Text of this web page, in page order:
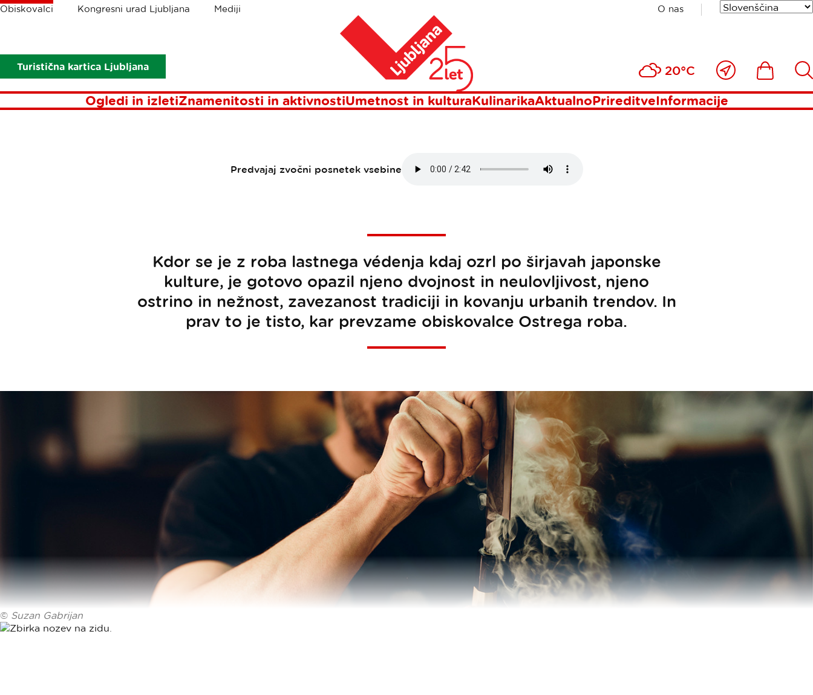
Obiskovalci Kongresni urad Ljubljana Mediji O nas
Turistična kartica Ljubljana 20°C
Blizu
mene
Ikona Išči
Ogledi in izletiZnamenitosti in aktivnostiUmetnost in kulturaKulinarikaAktualnoPrireditveInformacije
Drobtinice
MMM zgodbe: Dober nož je večen!
MMM ZGODBE: DOBER NOŽ JE
VEČEN!
Predvajaj zvočni posnetek vsebine
Kdor se je z roba lastnega védenja kdaj ozrl po širjavah japonske
kulture, je gotovo opazil njeno dvojnost in neulovljivost, njeno
ostrino in nežnost, zavezanost tradiciji in kovanju urbanih trendov. In
prav to je tisto, kar prevzame obiskovalce Ostrega roba.
© Suzan Gabrijan